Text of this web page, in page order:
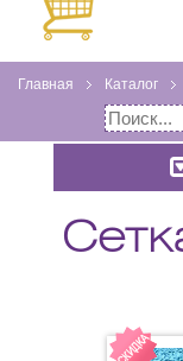
Главная Каталог